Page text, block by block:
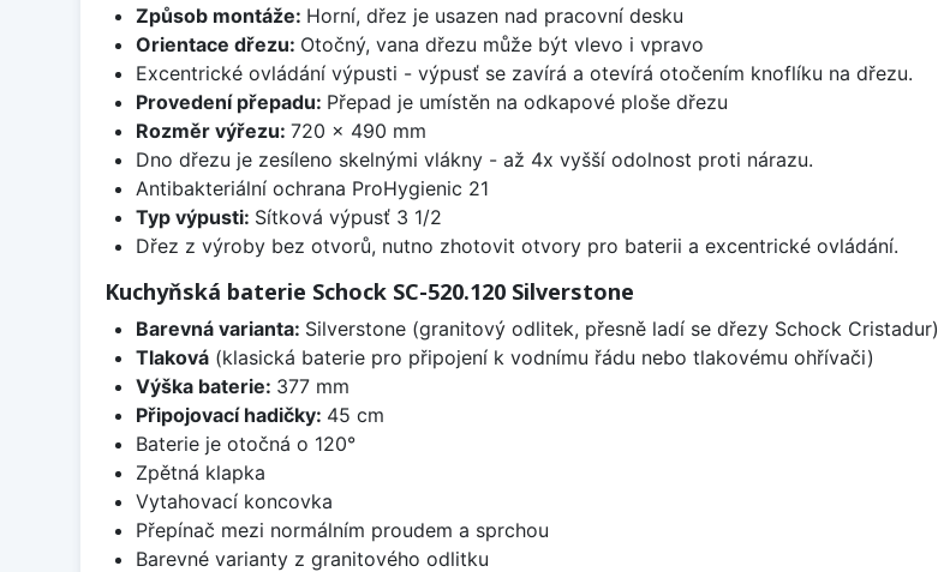
Způsob montáže: Horní, dřez je usazen nad pracovní desku
Orientace dřezu: Otočný, vana dřezu může být vlevo i vpravo
Excentrické ovládání výpusti - výpusť se zavírá a otevírá otočením knoflíku na dřezu.
Provedení přepadu: Přepad je umístěn na odkapové ploše dřezu
Rozměr výřezu: 720 x 490 mm
Dno dřezu je zesíleno skelnými vlákny - až 4x vyšší odolnost proti nárazu.
Antibakteriální ochrana ProHygienic 21
Typ výpusti: Sítková výpusť 3 1/2
Dřez z výroby bez otvorů, nutno zhotovit otvory pro baterii a excentrické ovládání.
Kuchyňská baterie Schock SC-520.120 Silverstone
Barevná varianta: Silverstone (granitový odlitek, přesně ladí se dřezy Schock Cristadur)
Tlaková(klasická baterie pro připojení k vodnímu řádu nebo tlakovému ohřívači)
Výška baterie: 377 mm
Připojovací hadičky: 45 cm
Baterie je otočná o 120°
Zpětná klapka
Vytahovací koncovka
Přepínač mezi normálním proudem a sprchou
Barevné varianty z granitového odlitku